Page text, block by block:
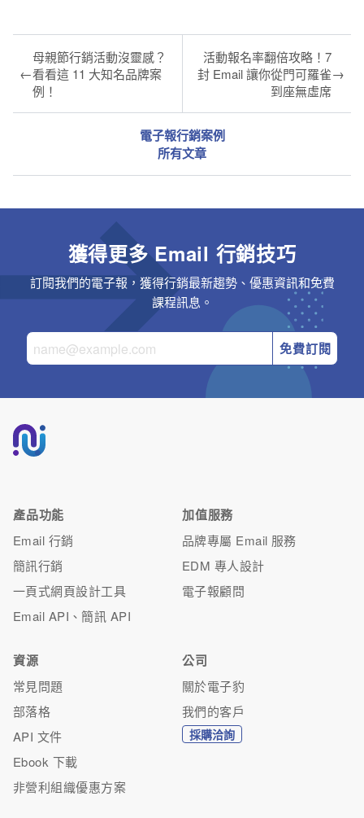
←
母親節行銷活動沒靈感？
看看這 11 大知名品牌案
例！
電子報行銷案例
所有文章
活動報名率翻倍攻略！7
封 Email 讓你從門可羅雀
到座無虛席
→
獲得更多 Email 行銷技巧
訂閱我們的電子報，獲得行銷最新趨勢、優惠資訊和免費
課程訊息。
免費訂閱
產品功能
Email 行銷
簡訊行銷
一頁式網頁設計工具
Email API、簡訊 API
加值服務
品牌專屬 Email 服務
EDM 專人設計
電子報顧問
資源
常見問題
部落格
API 文件
Ebook 下載
非營利組織優惠方案
公司
關於電子豹
我們的客戶
採購洽詢